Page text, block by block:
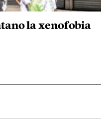
la xenofobia